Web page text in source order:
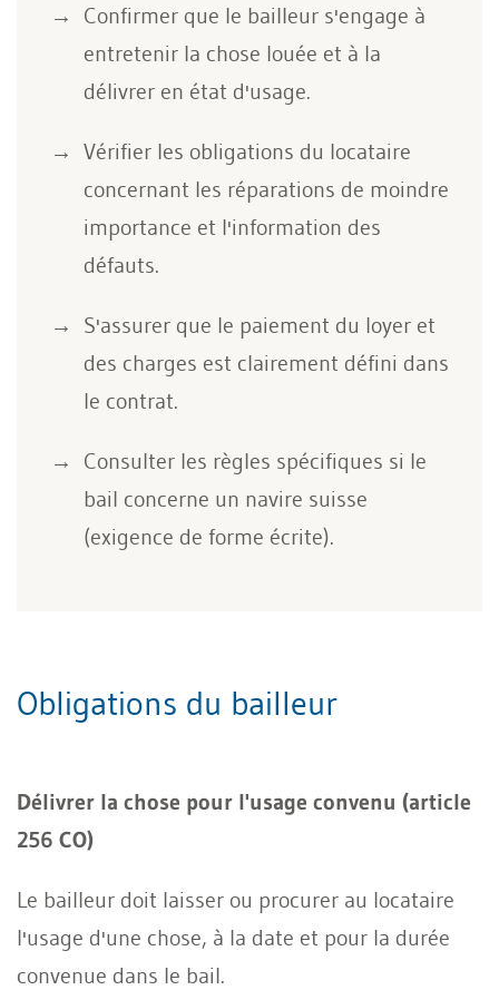
Confirmer que le bailleur s'engage à
entretenir la chose louée et à la
délivrer en état d'usage.
Vérifier les obligations du locataire
concernant les réparations de moindre
importance et l'information des
défauts.
S'assurer que le paiement du loyer et
des charges est clairement défini dans
le contrat.
Consulter les règles spécifiques si le
bail concerne un navire suisse
(exigence de forme écrite).
Obligations du bailleur
Délivrer la chose pour l'usage convenu (article
256 CO)
Le bailleur doit laisser ou procurer au locataire
l'usage d'une chose, à la date et pour la durée
convenue dans le bail.